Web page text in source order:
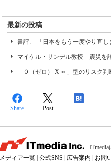
最新の投稿
書評: 「日本をもう一度やり直し
マイケル・サンデル教授 震災を
「０（ゼロ） X ∞ 」型のリスク
Share Post -
メディア一覧 公式SNS 広告案内 お問